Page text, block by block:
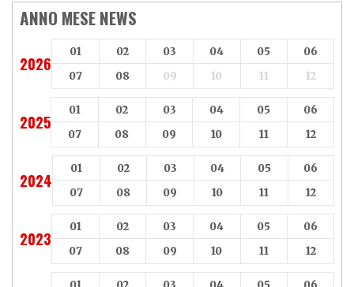
ANNO MESE NEWS
2026
01 02 03 04 05
06
07
08 09 10 11 12
2025
01 02 03 04 05
06
07
08 09 10 11 12
2024
01 02 03 04 05
06
07
08 09 10 11 12
2023
01 02 03 04 05
06
07
08 09 10 11 12